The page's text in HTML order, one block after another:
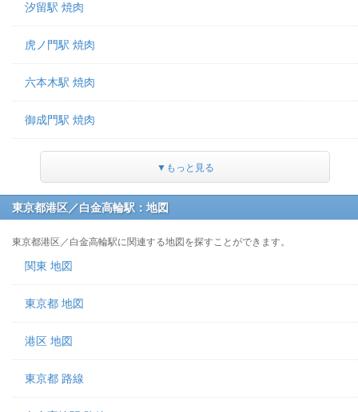
汐留駅 焼肉
虎ノ門駅 焼肉
六本木駅 焼肉
御成門駅 焼肉
▼もっと見る
東京都港区／白金高輪駅：地図
東京都港区／白金高輪駅に関連する地図を探すことができます。
関東 地図
東京都 地図
港区 地図
東京都 路線